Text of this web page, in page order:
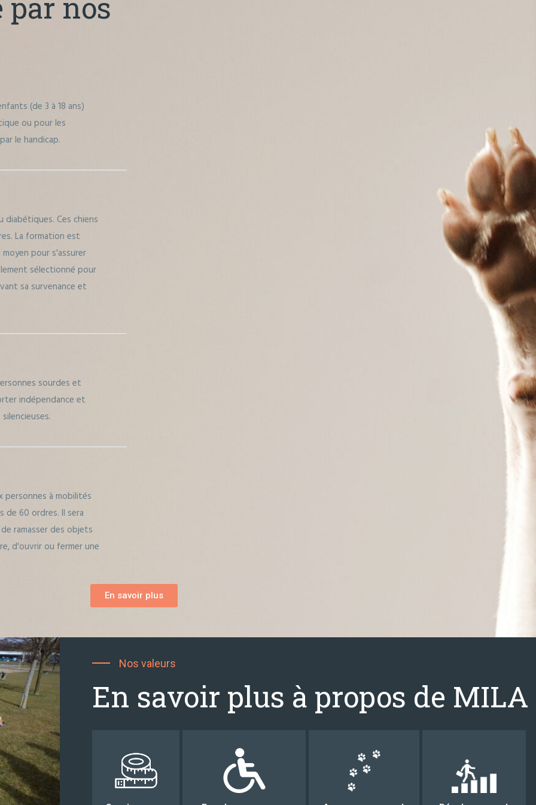
par nos
(de 3 à 18 ans)
ou pour les
le handicap.
Ces chiens
La formation est
pour s'assurer
sélectionné pour
sa survenance et
sourdes et
indépendance et
personnes à mobilités
de 60 ordres. Il sera
ramasser des objets
d'ouvrir ou fermer une
En savoir plus
Nos valeurs
En savoir plus à propos de MILA